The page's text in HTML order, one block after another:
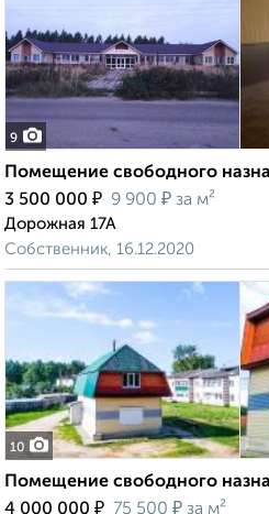
9
Помещение свободного
3 500 000 ₽ 9 900 ₽ за м²
Дорожная 17А
Собственник, 16.12.2020
10
Помещение свободного
4 000 000 ₽ 75 500 ₽ за м²